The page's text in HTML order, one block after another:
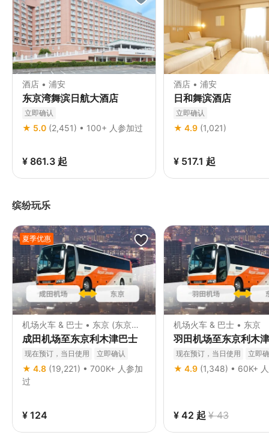
酒店 • 浦安
东京湾舞滨日航大酒店
立即确认
★ 5.0 (2,451) • 100+ 人参加过
¥ 861.3 起
酒店 • 浦安
日和舞滨酒店
立即确认
★ 4.9 (1,021)
¥ 517.1 起
缤纷玩乐
夏季优惠
机场火车 & 巴士 • 东京 (东京出
发)
成田机场至东京利木津巴士
现在预订，当日使用 立即确认
★ 4.8 (19,221) • 700K+ 人参加
过
¥ 124
机场火车 & 巴士 • 东京
羽田机场至东京利木
现在预订，当日使用 立即
★ 4.9 (1,348) • 60K+
¥ 42 起 ¥ 43